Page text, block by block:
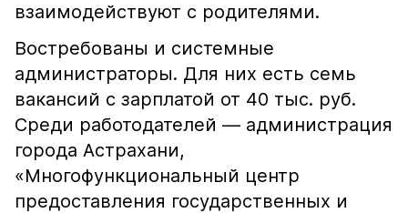
взаимодействуют с родителями.
Востребованы и системные
администраторы. Для них есть семь
вакансий с зарплатой от 40 тыс. руб.
Среди работодателей — администрация
города Астрахани,
«Многофункциональный центр
предоставления государственных и